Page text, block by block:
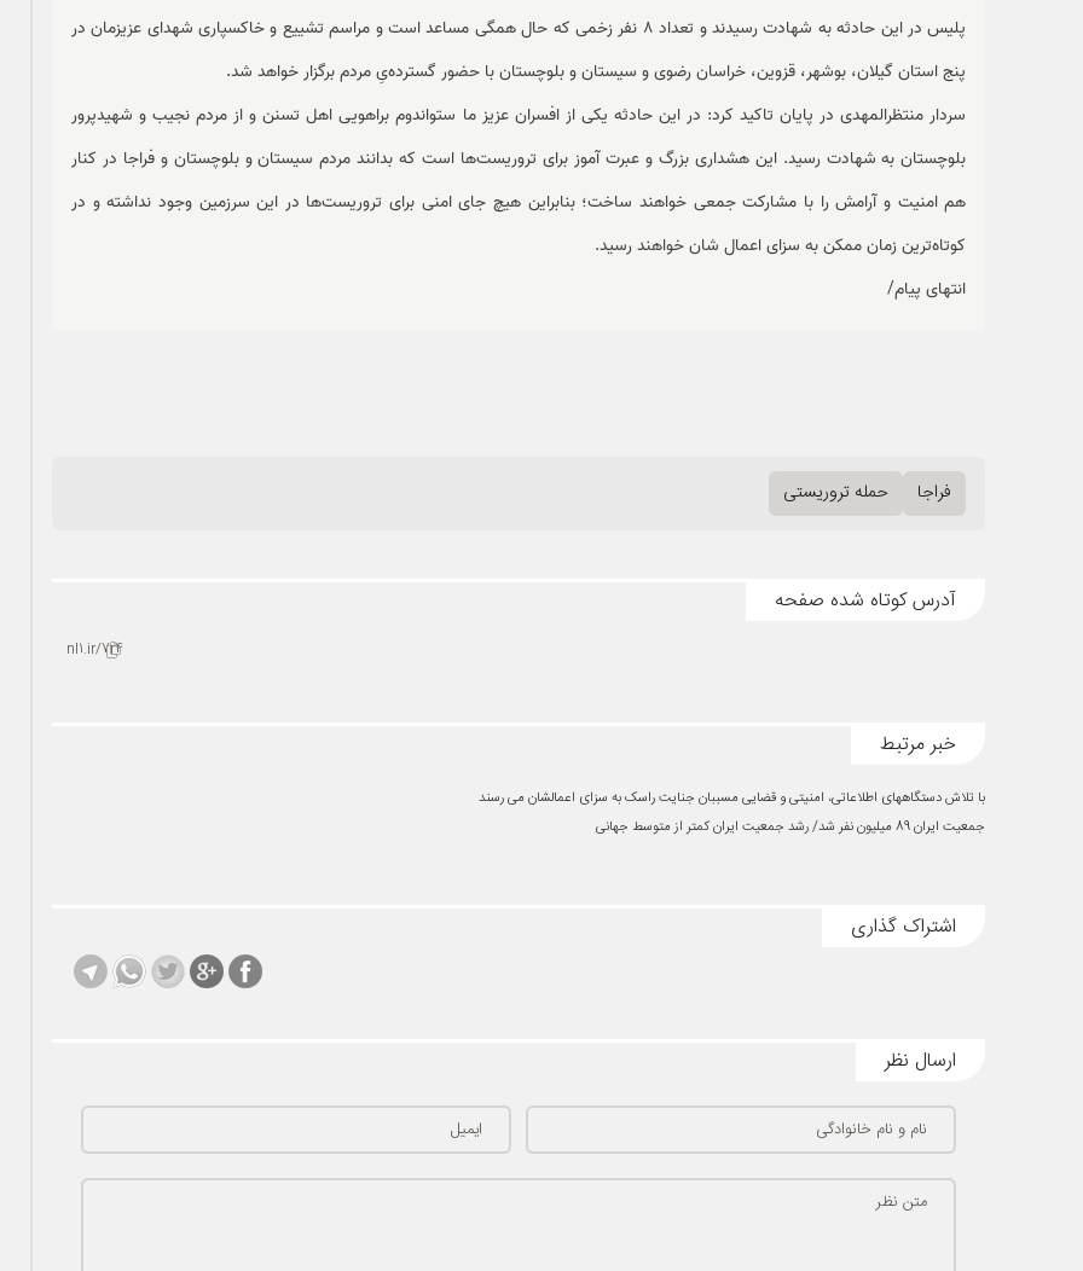
پلیس در این حادثه به شهادت رسیدند و تعداد 8 نفر زخمی که حال همگی مساعد است و مراسم تشییع و خاکسپاری شهدای عزیزمان در
پنج استان گیلان، بوشهر، قزوین، خراسان رضوی و سیستان و بلوچستان با حضور گسترده‌یِ مردم برگزار خواهد شد.
سردار منتظرالمهدی در پایان تاکید کرد: در این حادثه یکی از افسران عزیز ما ستواندوم براهویی اهل تسنن و از مردم نجیب و شهیدپرور
بلوچستان به شهادت رسید. این هشداری بزرگ و عبرت آموز برای تروریست‌ها است که بدانند مردم سیستان و بلوچستان و فراجا در کنار
هم امنیت و آرامش را با مشارکت جمعی خواهند ساخت؛ بنابراین هیچ جای امنی برای تروریست‌ها در این سرزمین وجود نداشته و در
کوتاه‌ترین زمان ممکن به سزای اعمال شان خواهند رسید.
انتهای پیام/
فراجا حمله تروریستی
آدرس کوتاه شده صفحه
nl1.ir/7r4
خبر مرتبط
با تلاش دستگاههای اطلاعاتی، امنیتی و قضایی مسببان جنایت راسک به سزای اعمالشان می رسند
جمعیت ایران 89 میلیون نفر شد/ رشد جمعیت ایران کمتر از متوسط جهانی
اشتراک گذاری
ارسال نظر
نام و نام خانوادگی ایمیل
متن نظر